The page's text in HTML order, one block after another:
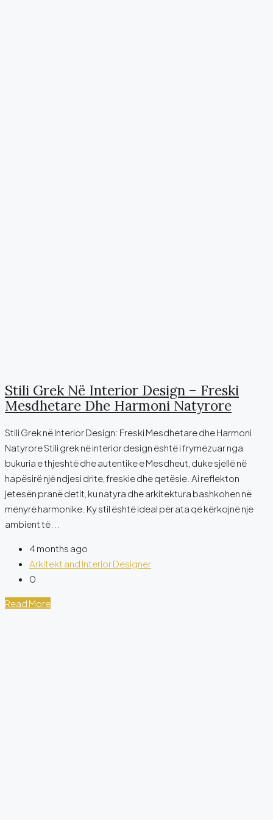
Stili Grek Në Interior Design – Freski
Mesdhetare Dhe Harmoni Natyrore
Stili Grek në Interior Design: Freski Mesdhetare dhe Harmoni
Natyrore Stili grek në interior design është i frymëzuar nga
bukuria e thjeshtë dhe autentike e Mesdheut, duke sjellë në
hapësirë një ndjesi drite, freskie dhe qetësie. Ai reflekton
jetesën pranë detit, ku natyra dhe arkitektura bashkohen në
mënyrë harmonike. Ky stil është ideal për ata që kërkojnë një
ambient të...
4 months ago
Arkitekt and Interior Designer
0
Read More